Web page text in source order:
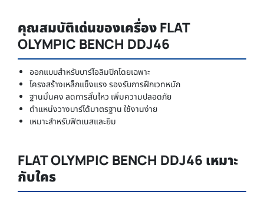
คุณสมบัติเด่นของเครื่อง FLAT
OLYMPIC BENCH DDJ46
ออกแบบสำหรับบาร์โอลิมปิกโดยเฉพาะ
โครงสร้างเหล็กแข็งแรง รองรับการฝึกเวทหนัก
ฐานมั่นคง ลดการสั่นไหว เพิ่มความปลอดภัย
ตำแหน่งวางบาร์ได้มาตรฐาน ใช้งานง่าย
เหมาะสำหรับฟิตเนสและยิม
FLAT OLYMPIC BENCH DDJ46 เหมาะ
กับใคร